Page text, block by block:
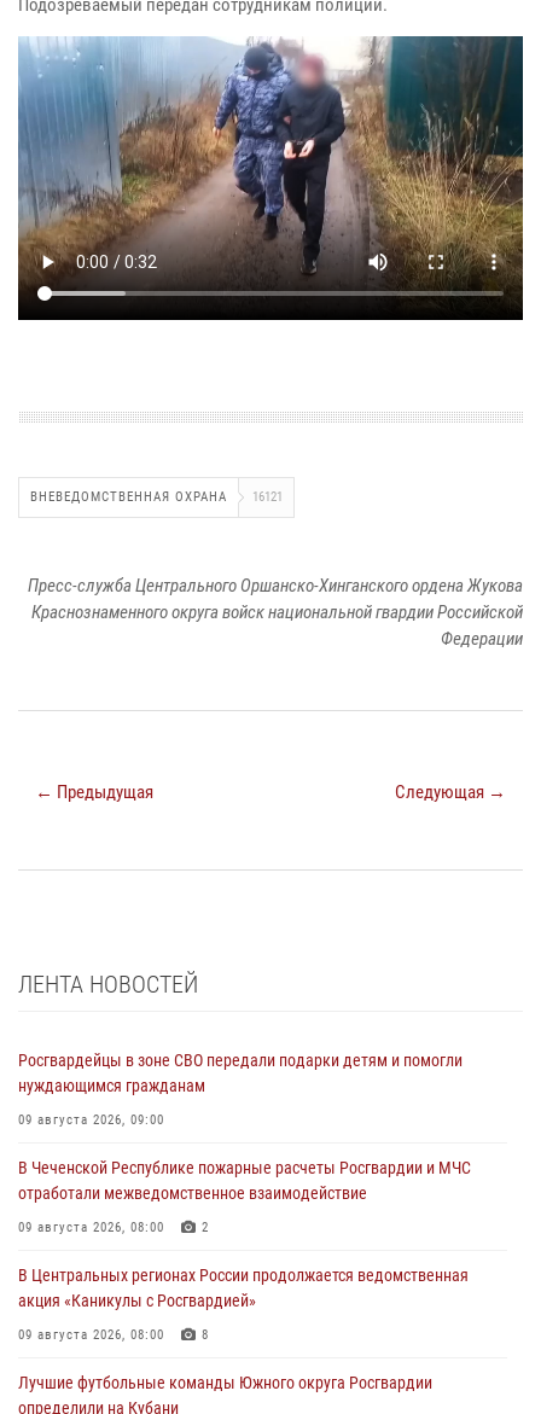
Подозреваемый передан сотрудникам полиции.
ВНЕВЕДОМСТВЕННАЯ ОХРАНА 16121
Пресс-служба Центрального Оршанско-Хинганского ордена Жукова
Краснознаменного округа войск национальной гвардии Российской
Федерации
← Предыдущая Следующая →
ЛЕНТА НОВОСТЕЙ
Росгвардейцы в зоне СВО передали подарки детям и помогли
нуждающимся гражданам
09 августа 2026, 09:00
В Чеченской Республике пожарные расчеты Росгвардии и МЧС
отработали межведомственное взаимодействие
09 августа 2026, 08:00 2
В Центральных регионах России продолжается ведомственная
акция «Каникулы с Росгвардией»
09 августа 2026, 08:00 8
Лучшие футбольные команды Южного округа Росгвардии
определили на Кубани